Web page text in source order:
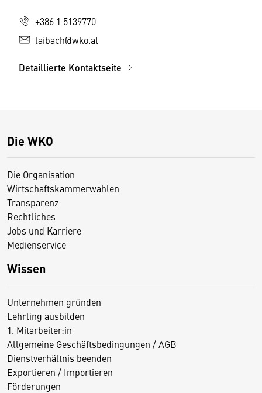
+386 1 5139770
laibach@wko.at
Detaillierte Kontaktseite
Die WKO
Die Organisation
Wirtschaftskammerwahlen
Transparenz
Rechtliches
Jobs und Karriere
Medienservice
Wissen
Unternehmen gründen
Lehrling ausbilden
1. Mitarbeiter:in
Allgemeine Geschäftsbedingungen / AGB
Dienstverhältnis beenden
Exportieren / Importieren
Förderungen